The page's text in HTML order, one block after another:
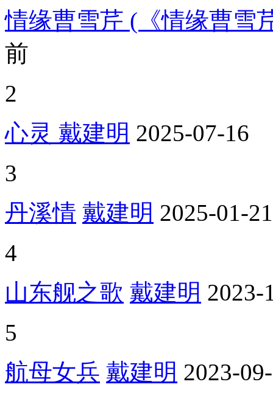
情缘曹雪芹 (《情缘曹雪
前
2
心灵 戴建明 2025-07-16
3
丹溪情 戴建明 2025-01-21
4
山东舰之歌 戴建明 2023-
5
航母女兵 戴建明 2023-